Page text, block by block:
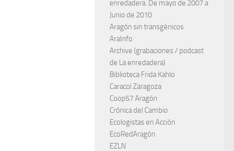
enredadera. De mayo de 2007 a
Junio de 2010
Aragón sin transgénicos
AraInfo
Archive (grabaciones / podcast
de La enredadera)
Biblioteca Frida Kahlo
Caracol Zaragoza
Coop57 Aragón
Crónica del Cambio
Ecologistas en Acción
EcoRedAragón
EZLN